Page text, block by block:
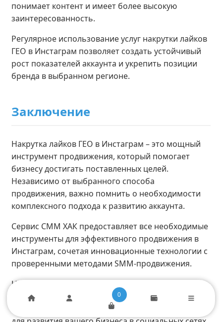
понимает контент и имеет более высокую
заинтересованность.
Регулярное использование услуг накрутки лайков
ГЕО в Инстаграм позволяет создать устойчивый
рост показателей аккаунта и укрепить позиции
бренда в выбранном регионе.
Заключение
Накрутка лайков ГЕО в Инстаграм – это мощный
инструмент продвижения, который помогает
бизнесу достигать поставленных целей.
Независимо от выбранного способа
продвижения, важно помнить о необходимости
комплексного подхода к развитию аккаунта.
Сервис СММ ХАК предоставляет все необходимые
инструменты для эффективного продвижения в
Инстаграм, сочетая инновационные технологии с
проверенными методами SMM-продвижения.
Начните использовать возможности
геотаргетированной накрутки лайков уже сегодня
и убедитесь в эффективности этого инструмента
0